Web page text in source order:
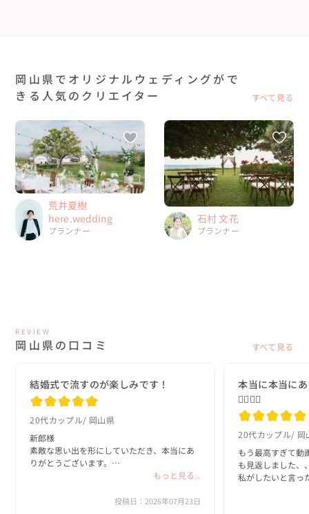
岡山県でオリジナルウェディングがで
きる人気のクリエイター
すべて見る
荒井夏樹
here.wedding
プランナー
石村 文花
プランナー
REVIEW
岡山県の口コミ すべて見る
結婚式で流すのが楽しみです！
20代カップル 岡山県
新郎様
素敵な思い出を形にしていただき、本当にあ
りがとうございます。
素敵すぎるムービーに仕上がっており、
もっと見る...
投稿日：2026年07月23日
本当に本当に
🙇‍♂️🙇‍♂️
20代カップル 岡
もう最高すぎて動
も見返しました、
私がしたいと言っ